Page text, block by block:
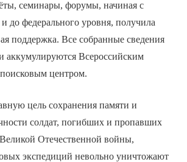
семинары, форумы, начиная с
до федерального уровня, получила
поддержка. Все собранные сведения
аккумулируются Всероссийским
центром.
цель сохранения памяти и
солдат, погибших и пропавших
Отечественной войны,
экспедиций невольно уничтожают